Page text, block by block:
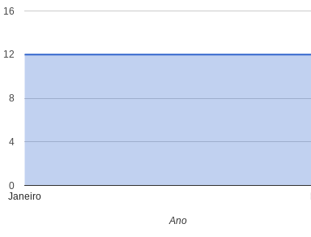
Janeiro
0
4
8
12
16
Ano